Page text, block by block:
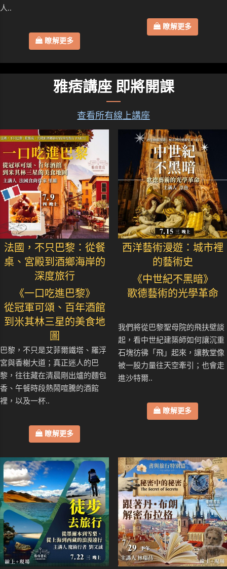
人..
瞭解更多
瞭解更多
雅痞講座 即將開課
查看所有線上講座
法國，不只巴黎：從餐
桌、宮殿到酒鄉海岸的
深度旅行
《一口吃進巴黎》
從冠軍可頌、百年酒館
到米其林三星的美食地
圖
巴黎，不只是艾菲爾鐵塔、羅浮
宮與香榭大道；真正迷人的巴
黎，往往藏在清晨剛出爐的麵包
香、午餐時段熱鬧喧騰的酒館
裡，以及一杯..
瞭解更多
西洋藝術漫遊：城市裡
的藝術史
《中世紀不黑暗》
歌德藝術的光學革命
我們將從巴黎聖母院的飛扶壁談
起，看中世紀建築師如何讓沉重
石塊彷彿「飛」起來，讓教堂像
被一股力量往天空牽引；也會走
進沙特爾..
瞭解更多